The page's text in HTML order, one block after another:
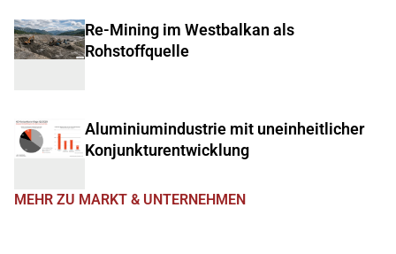
Re-Mining im Westbalkan als
Rohstoffquelle
Aluminiumindustrie mit uneinheitlicher
Konjunkturentwicklung
MEHR ZU MARKT & UNTERNEHMEN